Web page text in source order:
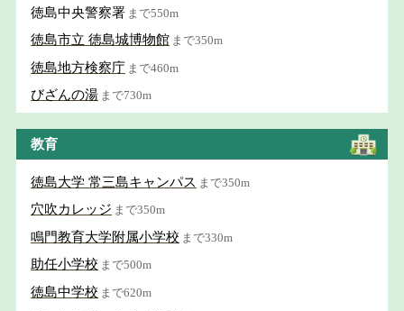
徳島中央警察署 まで550m
徳島市立 徳島城博物館 まで350m
徳島地方検察庁 まで460m
びざんの湯 まで730m
教育
徳島大学 常三島キャンパス まで350m
穴吹カレッジ まで350m
鳴門教育大学附属小学校 まで330m
助任小学校 まで500m
徳島中学校 まで620m